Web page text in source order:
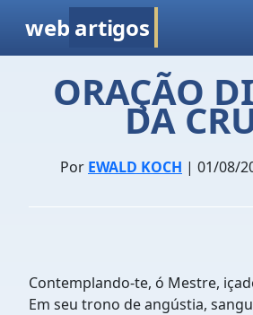
web artigos
ORAÇÃO
DA
Por EWALD KOCH | 01/08/
Contemplando-te, ó Mestre,
Em seu trono de angústia,